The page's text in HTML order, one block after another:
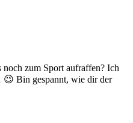
zum Sport aufraffen? Ich
Bin gespannt, wie dir der